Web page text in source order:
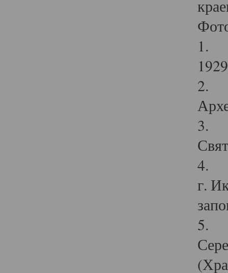
1.
2.
3.
4.
г.
5.